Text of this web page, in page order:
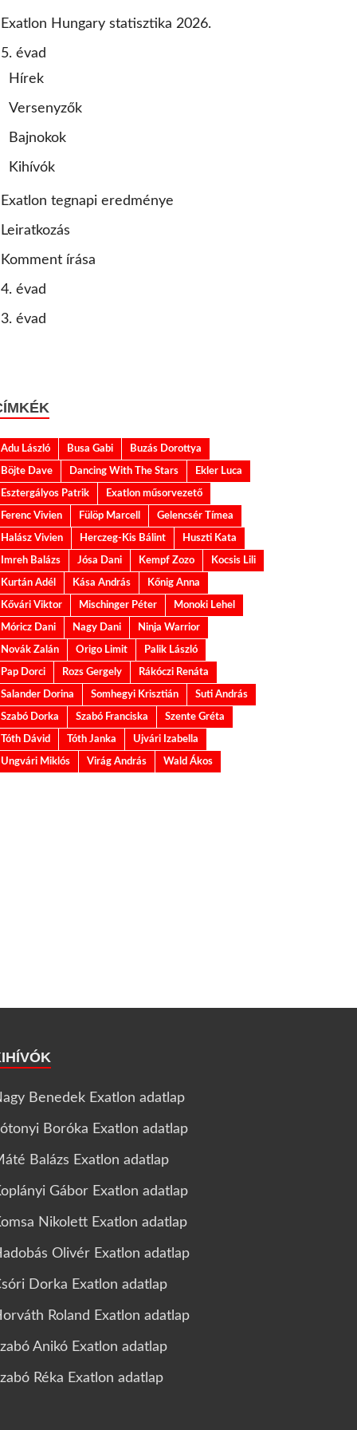
Exatlon Hungary statisztika 2026.
5. évad
Hírek
Versenyzők
Bajnokok
Kihívók
Exatlon tegnapi eredménye
Leiratkozás
Komment írása
4. évad
3. évad
Adu László Busa Gabi
Buzás Dorottya
Böjte Dave
Dancing With The Stars
Ekler Luca
Esztergályos Patrik
Exatlon műsorvezető
Ferenc Vivien
Fülöp Marcell
Gelencsér Tímea
Halász Vivien
Herczeg-Kis Bálint
Huszti Kata
Imreh Balázs
Jósa Dani Kempf Zozo
Kocsis Lili
Kurtán Adél
Kása András
Kőnig Anna
Kővári Viktor
Mischinger Péter
Monoki Lehel
Móricz Dani
Nagy Dani
Ninja Warrior
Novák Zalán
Origo Limit
Palik László
Pap Dorci
Rozs Gergely
Rákóczi Renáta
Salander Dorina
Somhegyi Krisztián
Suti András
Szabó Dorka
Szabó Franciska
Szente Gréta
Tóth Dávid
Tóth Janka
Ujvári Izabella
Ungvári Miklós
Virág András Wald Ákos
Benedek Exatlon adatlap
Boróka Exatlon adatlap
Balázs Exatlon adatlap
Gábor Exatlon adatlap
Nikolett Exatlon adatlap
Olivér Exatlon adatlap
Dorka Exatlon adatlap
Roland Exatlon adatlap
Anikó Exatlon adatlap
Réka Exatlon adatlap